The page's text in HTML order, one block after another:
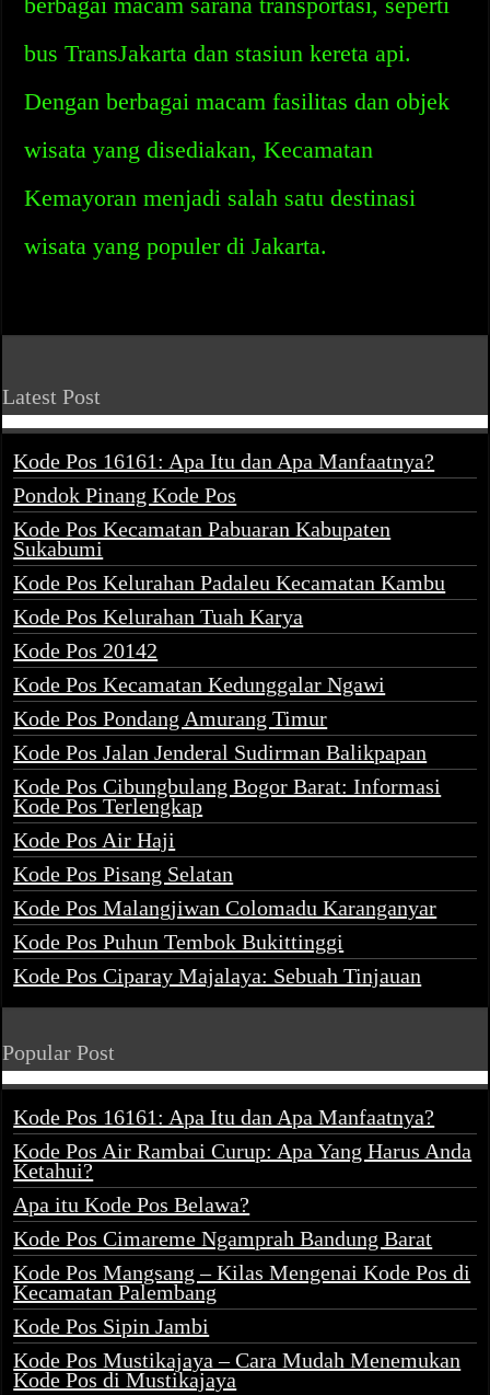
bus TransJakarta dan stasiun kereta api.
Dengan berbagai macam fasilitas dan objek
wisata yang disediakan, Kecamatan
Kemayoran menjadi salah satu destinasi
wisata yang populer di Jakarta.
Latest Post
Kode Pos 16161: Apa Itu dan Apa Manfaatnya?
Pondok Pinang Kode Pos
Kode Pos Kecamatan Pabuaran Kabupaten
Sukabumi
Kode Pos Kelurahan Padaleu Kecamatan Kambu
Kode Pos Kelurahan Tuah Karya
Kode Pos 20142
Kode Pos Kecamatan Kedunggalar Ngawi
Kode Pos Pondang Amurang Timur
Kode Pos Jalan Jenderal Sudirman Balikpapan
Kode Pos Cibungbulang Bogor Barat: Informasi
Kode Pos Terlengkap
Kode Pos Air Haji
Kode Pos Pisang Selatan
Kode Pos Malangjiwan Colomadu Karanganyar
Kode Pos Puhun Tembok Bukittinggi
Kode Pos Ciparay Majalaya: Sebuah Tinjauan
Popular Post
Kode Pos 16161: Apa Itu dan Apa Manfaatnya?
Kode Pos Air Rambai Curup: Apa Yang Harus Anda
Ketahui?
Apa itu Kode Pos Belawa?
Kode Pos Cimareme Ngamprah Bandung Barat
Kode Pos Mangsang – Kilas Mengenai Kode Pos di
Kecamatan Palembang
Kode Pos Sipin Jambi
Kode Pos Mustikajaya – Cara Mudah Menemukan
Kode Pos di Mustikajaya